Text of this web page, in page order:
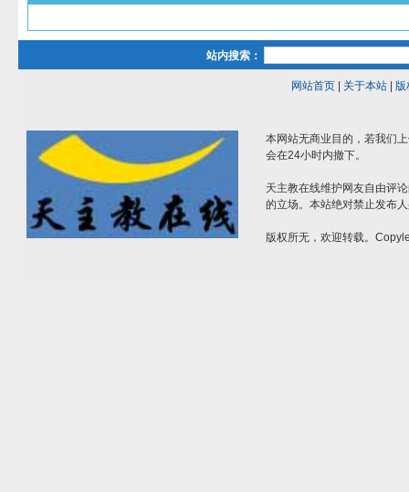
站内搜索：
网站首页| 关于本站| 版
本网站无商业目的，若我们
会在24小时内撤下。
天主教在线维护网友自由评
的立场。本站绝对禁止发布
版权所无，欢迎转载。